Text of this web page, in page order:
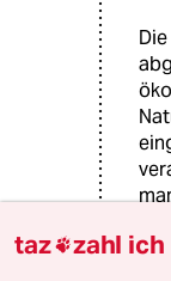
taz zahl ich